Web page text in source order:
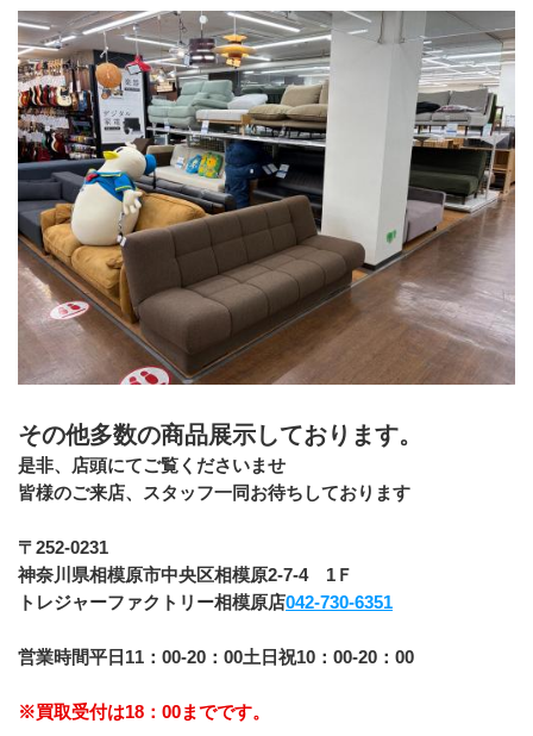
その他多数の商品展示しております。
﻿是非、店頭にてご覧くださいませ
皆様のご来店、スタッフ一同お待ちしております
﻿〒252-0231
神奈川県相模原市中央区相模原2-7-4　1Ｆ
トレジャーファクトリー相模原店042-730-6351
営業時間平日11：00-20：00土日祝10：00-20：00
※買取受付は18：00までです。